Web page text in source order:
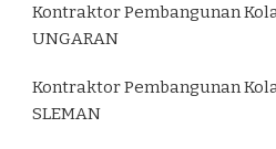
Kontraktor Pembangunan
UNGARAN
Kontraktor Pembangunan
SLEMAN